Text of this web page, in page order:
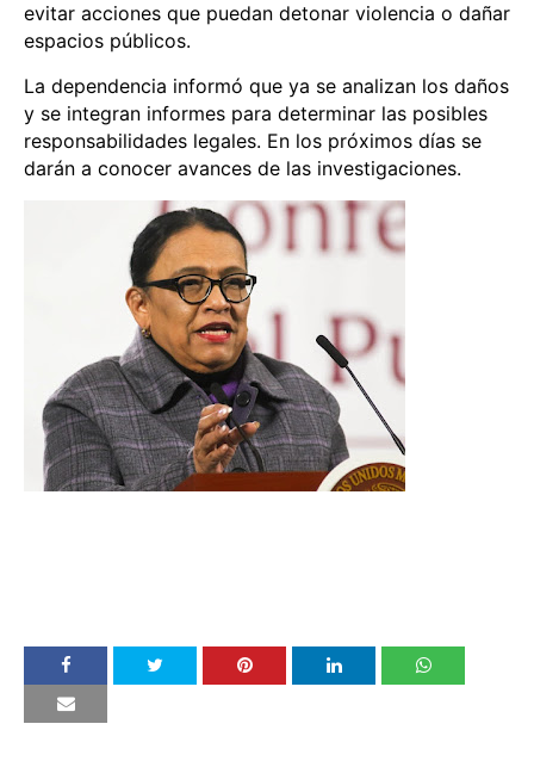
evitar acciones que puedan detonar violencia o dañar
espacios públicos.
La dependencia informó que ya se analizan los daños
y se integran informes para determinar las posibles
responsabilidades legales. En los próximos días se
darán a conocer avances de las investigaciones.